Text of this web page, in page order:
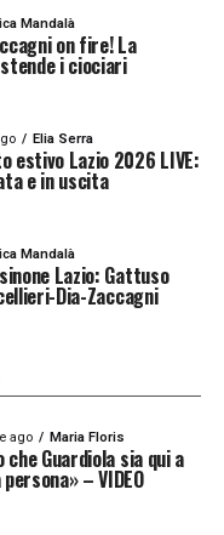
Mandalà
on fire! La
i ciociari
Elia Serra
estivo Lazio 2026 LIVE:
e in uscita
Mandalà
Lazio: Gattuso
Dia-Zaccagni
ago Maria Floris
Guardiola sia qui a
– VIDEO